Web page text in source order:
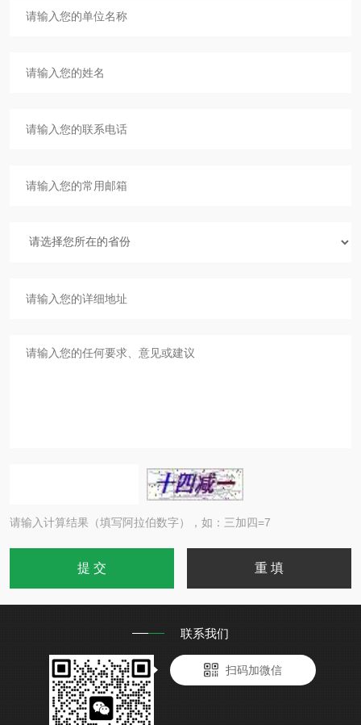
请输入计算结果（填写阿拉伯数字），如：三加四=7
联系我们
扫码加微信